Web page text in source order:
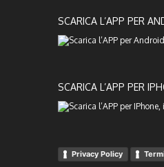
SCARICA L’APP PER
SCARICA L’APP PER
Privacy Policy